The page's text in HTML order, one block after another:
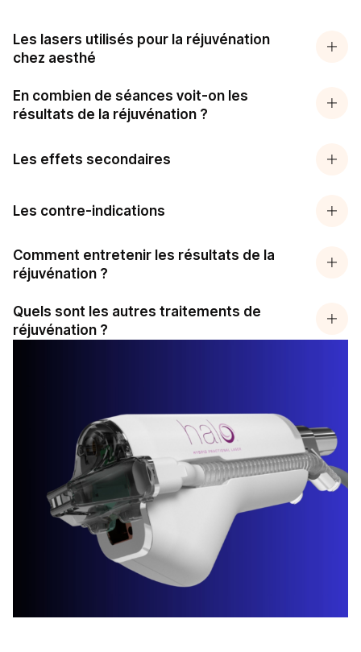
Les lasers utilisés pour la réjuvénation
chez aesthé
En combien de séances voit-on les
résultats de la réjuvénation ?
Les effets secondaires
Les contre-indications
Comment entretenir les résultats de la
réjuvénation ?
Quels sont les autres traitements de
réjuvénation ?